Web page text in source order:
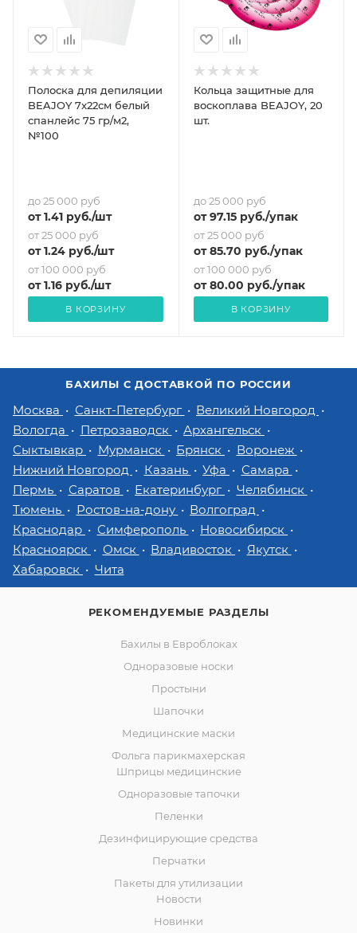
Полоска для депиляции
BEAJOY 7x22см белый
спанлейс 75 гр/м2,
№100
до 25 000 руб
от1.41 руб./шт
от 25 000 руб
от1.24 руб./шт
от 100 000 руб
от1.16 руб./шт
В КОРЗИНУ
Кольца защитные для
воскоплава BEAJOY, 20
шт.
до 25 000 руб
от97.15руб./упак
от 25 000 руб
от85.70 руб./упак
от 100 000 руб
от80.00 руб./упак
В КОРЗИНУ
БАХИЛЫ С ДОСТАВКОЙ ПО РОССИИ
Москва Санкт-Петербург
Великий Новгород
Вологда
Петрозаводск
Архангельск
Сыктывкар
Мурманск Брянск
Воронеж
Нижний Новгород
Казань Уфа
Самара
Пермь
Саратов Екатеринбург
Челябинск
Тюмень
Ростов-на-дону
Волгоград
Краснодар
Симферополь
Новосибирск
Красноярск
Омск Владивосток
Якутск
Хабаровск
Чита
РЕКОМЕНДУЕМЫЕ РАЗДЕЛЫ
Бахилы в Евроблоках
Одноразовые носки
Простыни
Шапочки
Медицинские маски
Фольга парикмахерская
Шприцы медицинские
Одноразовые тапочки
Пеленки
Дезинфицирующие средства
Перчатки
Пакеты для утилизации
Новости
Новинки